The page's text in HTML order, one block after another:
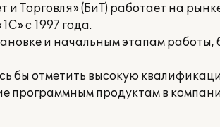
Торговля» (БиТ) работает на
с 1997 года.
и начальным этапам
бы отметить высокую
программным продуктам в